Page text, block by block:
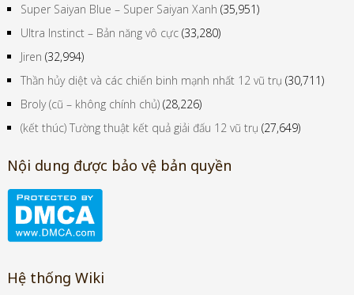
Super Saiyan Blue – Super Saiyan Xanh (35,951)
Ultra Instinct – Bản năng vô cực (33,280)
Jiren (32,994)
Thần hủy diệt và các chiến binh mạnh nhất 12 vũ trụ (30,711)
Broly (cũ – không chính chủ) (28,226)
(kết thúc) Tường thuật kết quả giải đấu 12 vũ trụ (27,649)
Nội dung được bảo vệ bản quyền
Hệ thống Wiki